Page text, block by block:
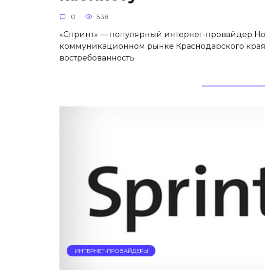
0 538
«Спринт» — популярный интернет-провайдер
коммуникационном рынке Краснодарского
востребованность
ИНТЕРНЕТ-ПРОВАЙДЕРЫ